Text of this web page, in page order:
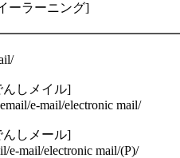
ーラーニング]
んしメイル]
e-mail/electronic mail/
んしメール]
e-mail/electronic mail/(P)/